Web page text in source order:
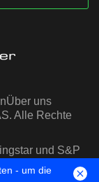
Über uns
Alle Rechte
und S&P
- um die